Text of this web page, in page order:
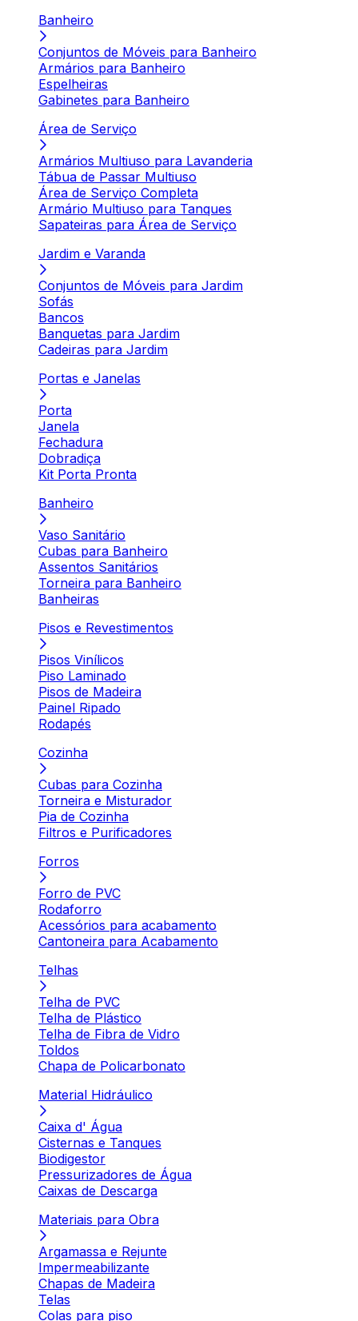
Banheiro
Conjuntos de Móveis para Banheiro
Armários para Banheiro
Espelheiras
Gabinetes para Banheiro
Área de Serviço
Armários Multiuso para Lavanderia
Tábua de Passar Multiuso
Área de Serviço Completa
Armário Multiuso para Tanques
Sapateiras para Área de Serviço
Jardim e Varanda
Conjuntos de Móveis para Jardim
Sofás
Bancos
Banquetas para Jardim
Cadeiras para Jardim
Portas e Janelas
Porta
Janela
Fechadura
Dobradiça
Kit Porta Pronta
Banheiro
Vaso Sanitário
Cubas para Banheiro
Assentos Sanitários
Torneira para Banheiro
Banheiras
Pisos e Revestimentos
Pisos Vinílicos
Piso Laminado
Pisos de Madeira
Painel Ripado
Rodapés
Cozinha
Cubas para Cozinha
Torneira e Misturador
Pia de Cozinha
Filtros e Purificadores
Forros
Forro de PVC
Rodaforro
Acessórios para acabamento
Cantoneira para Acabamento
Telhas
Telha de PVC
Telha de Plástico
Telha de Fibra de Vidro
Toldos
Chapa de Policarbonato
Material Hidráulico
Caixa d' Água
Cisternas e Tanques
Biodigestor
Pressurizadores de Água
Caixas de Descarga
Materiais para Obra
Argamassa e Rejunte
Impermeabilizante
Chapas de Madeira
Telas
Colas para piso